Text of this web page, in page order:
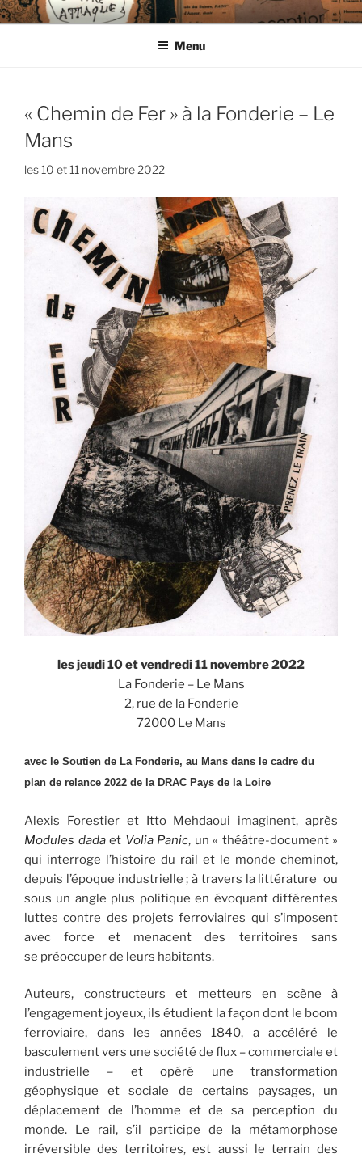
Aller
au
CIE LES ENDIMANCHÉS
Menu
« Chemin de Fer » à la Fonderie – Le
Mans
les 10 et 11 novembre 2022
les jeudi 10 et vendredi 11 novembre 2022
La Fonderie – Le Mans
2, rue de la Fonderie
72000 Le Mans
avec le Soutien de La Fonderie, au Mans dans le cadre du
plan de relance 2022 de la DRAC Pays de la Loire
Alexis Forestier et Itto Mehdaoui imaginent, après
Modules dadaet Volia Panic, un « théâtre-document »
qui interroge l’histoire du rail et le monde cheminot,
depuis l’époque industrielle ; à travers la littérature ou
sous un angle plus politique en évoquant différentes
luttes contre des projets ferroviaires qui s’imposent
avec force et menacent des territoires sans
se préoccuper de leurs habitants.
Auteurs, constructeurs et metteurs en scène à
l’engagement joyeux, ils étudient la façon dont le boom
ferroviaire, dans les années 1840, a accéléré le
basculement vers une société de flux – commerciale et
industrielle – et opéré une transformation
géophysique et sociale de certains paysages, un
déplacement de l’homme et de sa perception du
monde. Le rail, s’il participe de la métamorphose
irréversible des territoires, est aussi le terrain des